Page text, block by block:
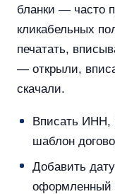
бланки — часто
кликабельных
печатать,
— открыли,
скачали.
Вписать ИНН,
шаблон
Добавить
оформленный